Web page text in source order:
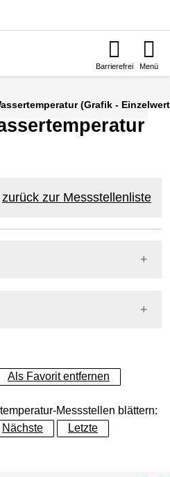
Barrierefrei Menü
(Grafik -
zurück zur Messstellenliste
Als Favorit entfernen
Messstellen blättern:
Nächste Letzte